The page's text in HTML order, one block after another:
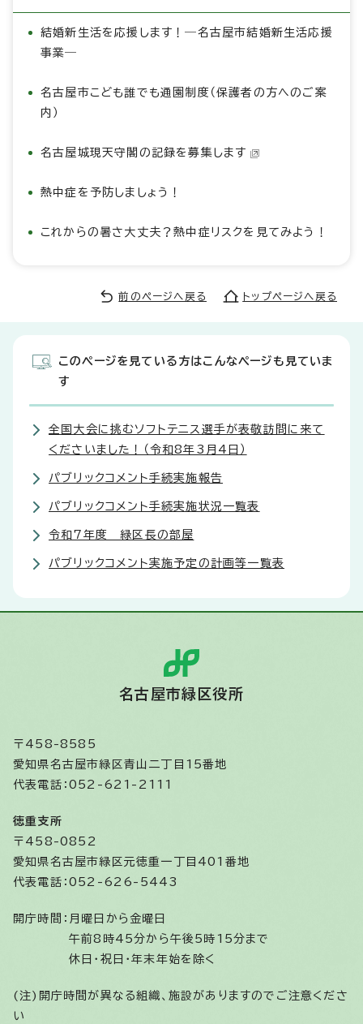
結婚新生活を応援します！―名古屋市結婚新生活応援
事業―
名古屋市こども誰でも通園制度（保護者の方へのご案
内）
名古屋城現天守閣の記録を募集します
熱中症を予防しましょう！
これからの暑さ大丈夫？熱中症リスクを見てみよう！
前のページへ戻る トップページへ戻る
このページを見ている方はこんなページも見ていま
す
全国大会に挑むソフトテニス選手が表敬訪問に来て
くださいました！（令和8年3月4日）
パブリックコメント手続実施報告
パブリックコメント手続実施状況一覧表
令和7年度 緑区長の部屋
パブリックコメント実施予定の計画等一覧表
名古屋市緑区役所
〒458-8585
愛知県名古屋市緑区青山二丁目15番地
代表電話：052-621-2111
徳重支所
〒458-0852
愛知県名古屋市緑区元徳重一丁目401番地
代表電話：052-626-5443
開庁時間： 月曜日から金曜日
午前8時45分から午後5時15分まで
休日・祝日・年末年始を除く
(注)開庁時間が異なる組織、施設がありますのでご注意くださ
い